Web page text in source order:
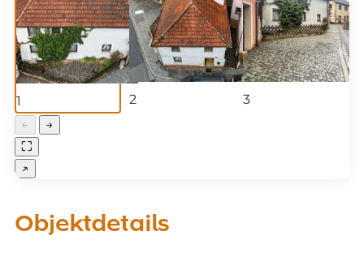
1 2 3
←
→
⛶
↗
Objektdetails